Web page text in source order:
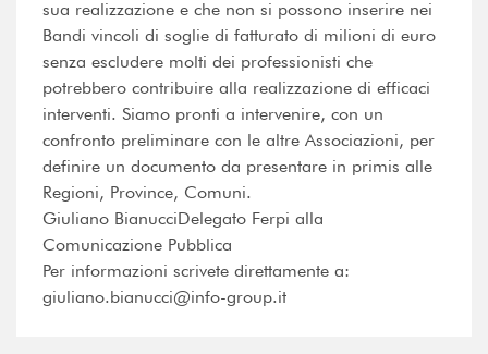
sua realizzazione e che non si possono inserire nei
Bandi vincoli di soglie di fatturato di milioni di euro
senza escludere molti dei professionisti che
potrebbero contribuire alla realizzazione di efficaci
interventi. Siamo pronti a intervenire, con un
confronto preliminare con le altre Associazioni, per
definire un documento da presentare in primis alle
Regioni, Province, Comuni.
Giuliano BianucciDelegato Ferpi alla
Comunicazione Pubblica
Per informazioni scrivete direttamente a:
giuliano.bianucci@info-group.it